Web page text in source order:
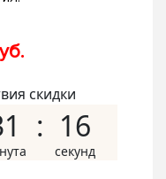
скидки
15